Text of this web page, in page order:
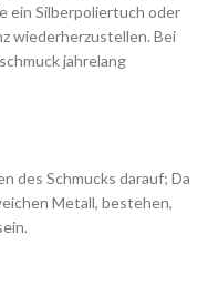
ein Silberpoliertuch oder
wiederherzustellen. Bei
jahrelang
des Schmucks darauf; Da
Metall, bestehen,